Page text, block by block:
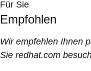
Für Sie
Empfohlen
Wir empfehlen Ihnen
Sie redhat.com